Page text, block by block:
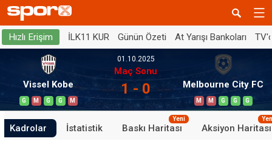
Hızlı Erişim İLK11 KUR Günün Özeti At Yarışı Bankoları
Vissel Kobe
G M G G M
01.10.2025
Maç Sonu
1 - 0 Melbourne City FC
M M G G G
Kadrolar İstatistik Baskı Haritası
Yeni
Aksiyon Haritası